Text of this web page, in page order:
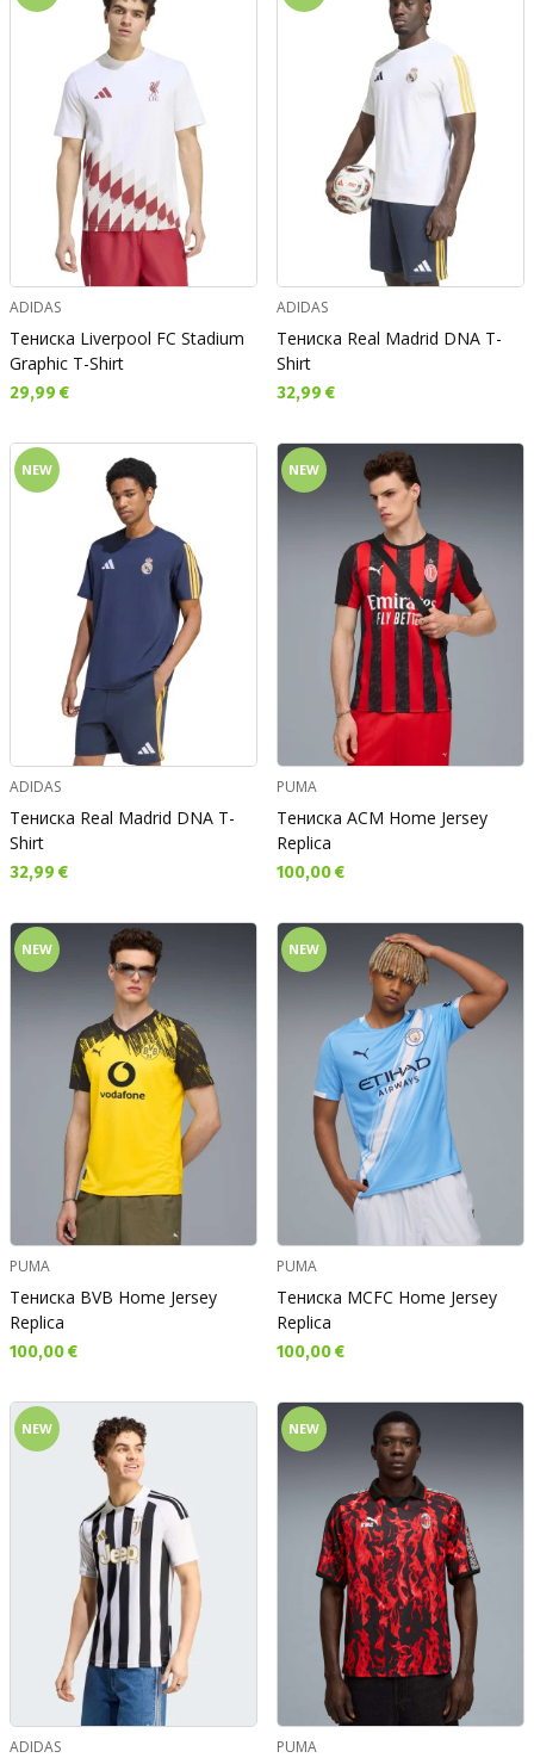
ADIDAS
Тениска Liverpool FC Stadium
Graphic T-Shirt
Текуща цена:
29,99 €
ADIDAS
Тениска Real Madrid DNA T-
Shirt
Текуща цена:
32,99 €
NEW
ADIDAS
Тениска Real Madrid DNA T-
Shirt
Текуща цена:
32,99 €
NEW
PUMA
Тениска ACM Home Jersey
Replica
Текуща цена:
100,00 €
NEW
PUMA
Тениска BVB Home Jersey
Replica
Текуща цена:
100,00 €
NEW
PUMA
Тениска MCFC Home Jersey
Replica
Текуща цена:
100,00 €
NEW
ADIDAS
NEW
PUMA